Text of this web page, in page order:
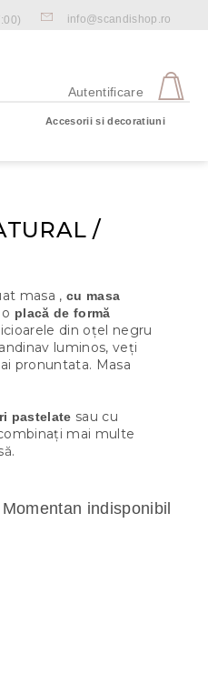
info@scandishop.ro
Autentificare
Accesorii si decoratiuni
/
Momentan indisponibil
masa ,cu masa
placă de formă
din oțel negru
luminos, veți
pronuntata. Masa
pastelate sau cu
mai multe